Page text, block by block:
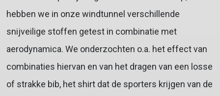
hebben we in onze windtunnel verschillende
snijveilige stoffen getest in combinatie met
aerodynamica. We onderzochten o.a. het effect van
combinaties hiervan en van het dragen van een losse
of strakke bib, het shirt dat de sporters krijgen van de